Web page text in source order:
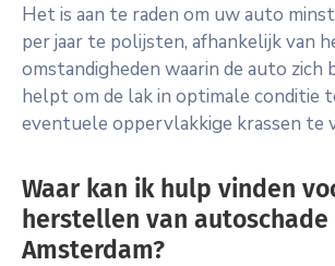
Het is aan te raden om uw auto
per jaar te polijsten, afhankelijk van
omstandigheden waarin de auto zich
helpt om de lak in optimale conditie
eventuele oppervlakkige krassen te
Waar kan ik hulp vinden
herstellen van autoschade
Amsterdam?